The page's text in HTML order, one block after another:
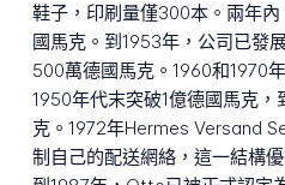
鞋子，印刷量僅300本。兩年
國馬克。到1953年，公司已發
500萬德國馬克。1960和1970
1950年代末突破1億德國馬克
克。1972年Hermes Versand
制自己的配送網絡，這一結構